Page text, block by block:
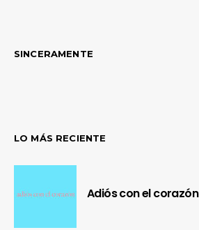
SINCERAMENTE
LO MÁS RECIENTE
Adiós con el corazón